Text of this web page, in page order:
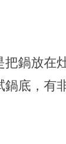
鍋放在
底，有